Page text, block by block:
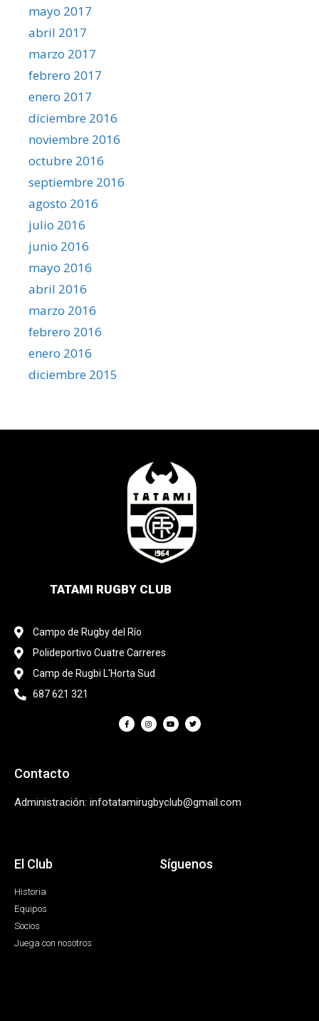
mayo 2017
abril 2017
marzo 2017
febrero 2017
enero 2017
diciembre 2016
noviembre 2016
octubre 2016
septiembre 2016
agosto 2016
julio 2016
junio 2016
mayo 2016
abril 2016
marzo 2016
febrero 2016
enero 2016
diciembre 2015
TATAMI RUGBY CLUB
Campo de Rugby del Río
Polideportivo Cuatre Carreres
Camp de Rugbi L'Horta Sud
687 621 321
Contacto
Administración: infotatamirugbyclub@gmail.com
El Club
Historia
Equipos
Socios
Juega con nosotros
Síguenos